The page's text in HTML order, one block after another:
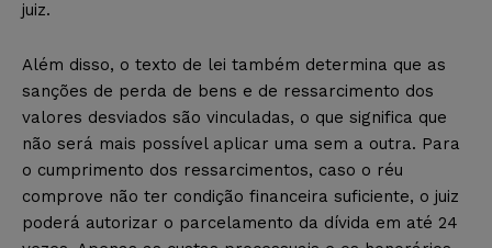
juiz.
Além disso, o texto de lei também determina que as
sanções de perda de bens e de ressarcimento dos
valores desviados são vinculadas, o que significa que
não será mais possível aplicar uma sem a outra. Para
o cumprimento dos ressarcimentos, caso o réu
comprove não ter condição financeira suficiente, o juiz
poderá autorizar o parcelamento da dívida em até 24